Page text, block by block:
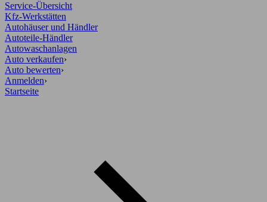
Service-Übersicht
Kfz-Werkstätten
Autohäuser und Händler
Autoteile-Händler
Autowaschanlagen
Auto verkaufen›
Auto bewerten›
Anmelden›
Startseite